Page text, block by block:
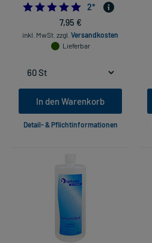
5.0
2*
7,95 €
inkl. MwSt. zzgl. Versandkosten
Lieferbar
In den Warenkorb
Detail- & Pflichtinformationen